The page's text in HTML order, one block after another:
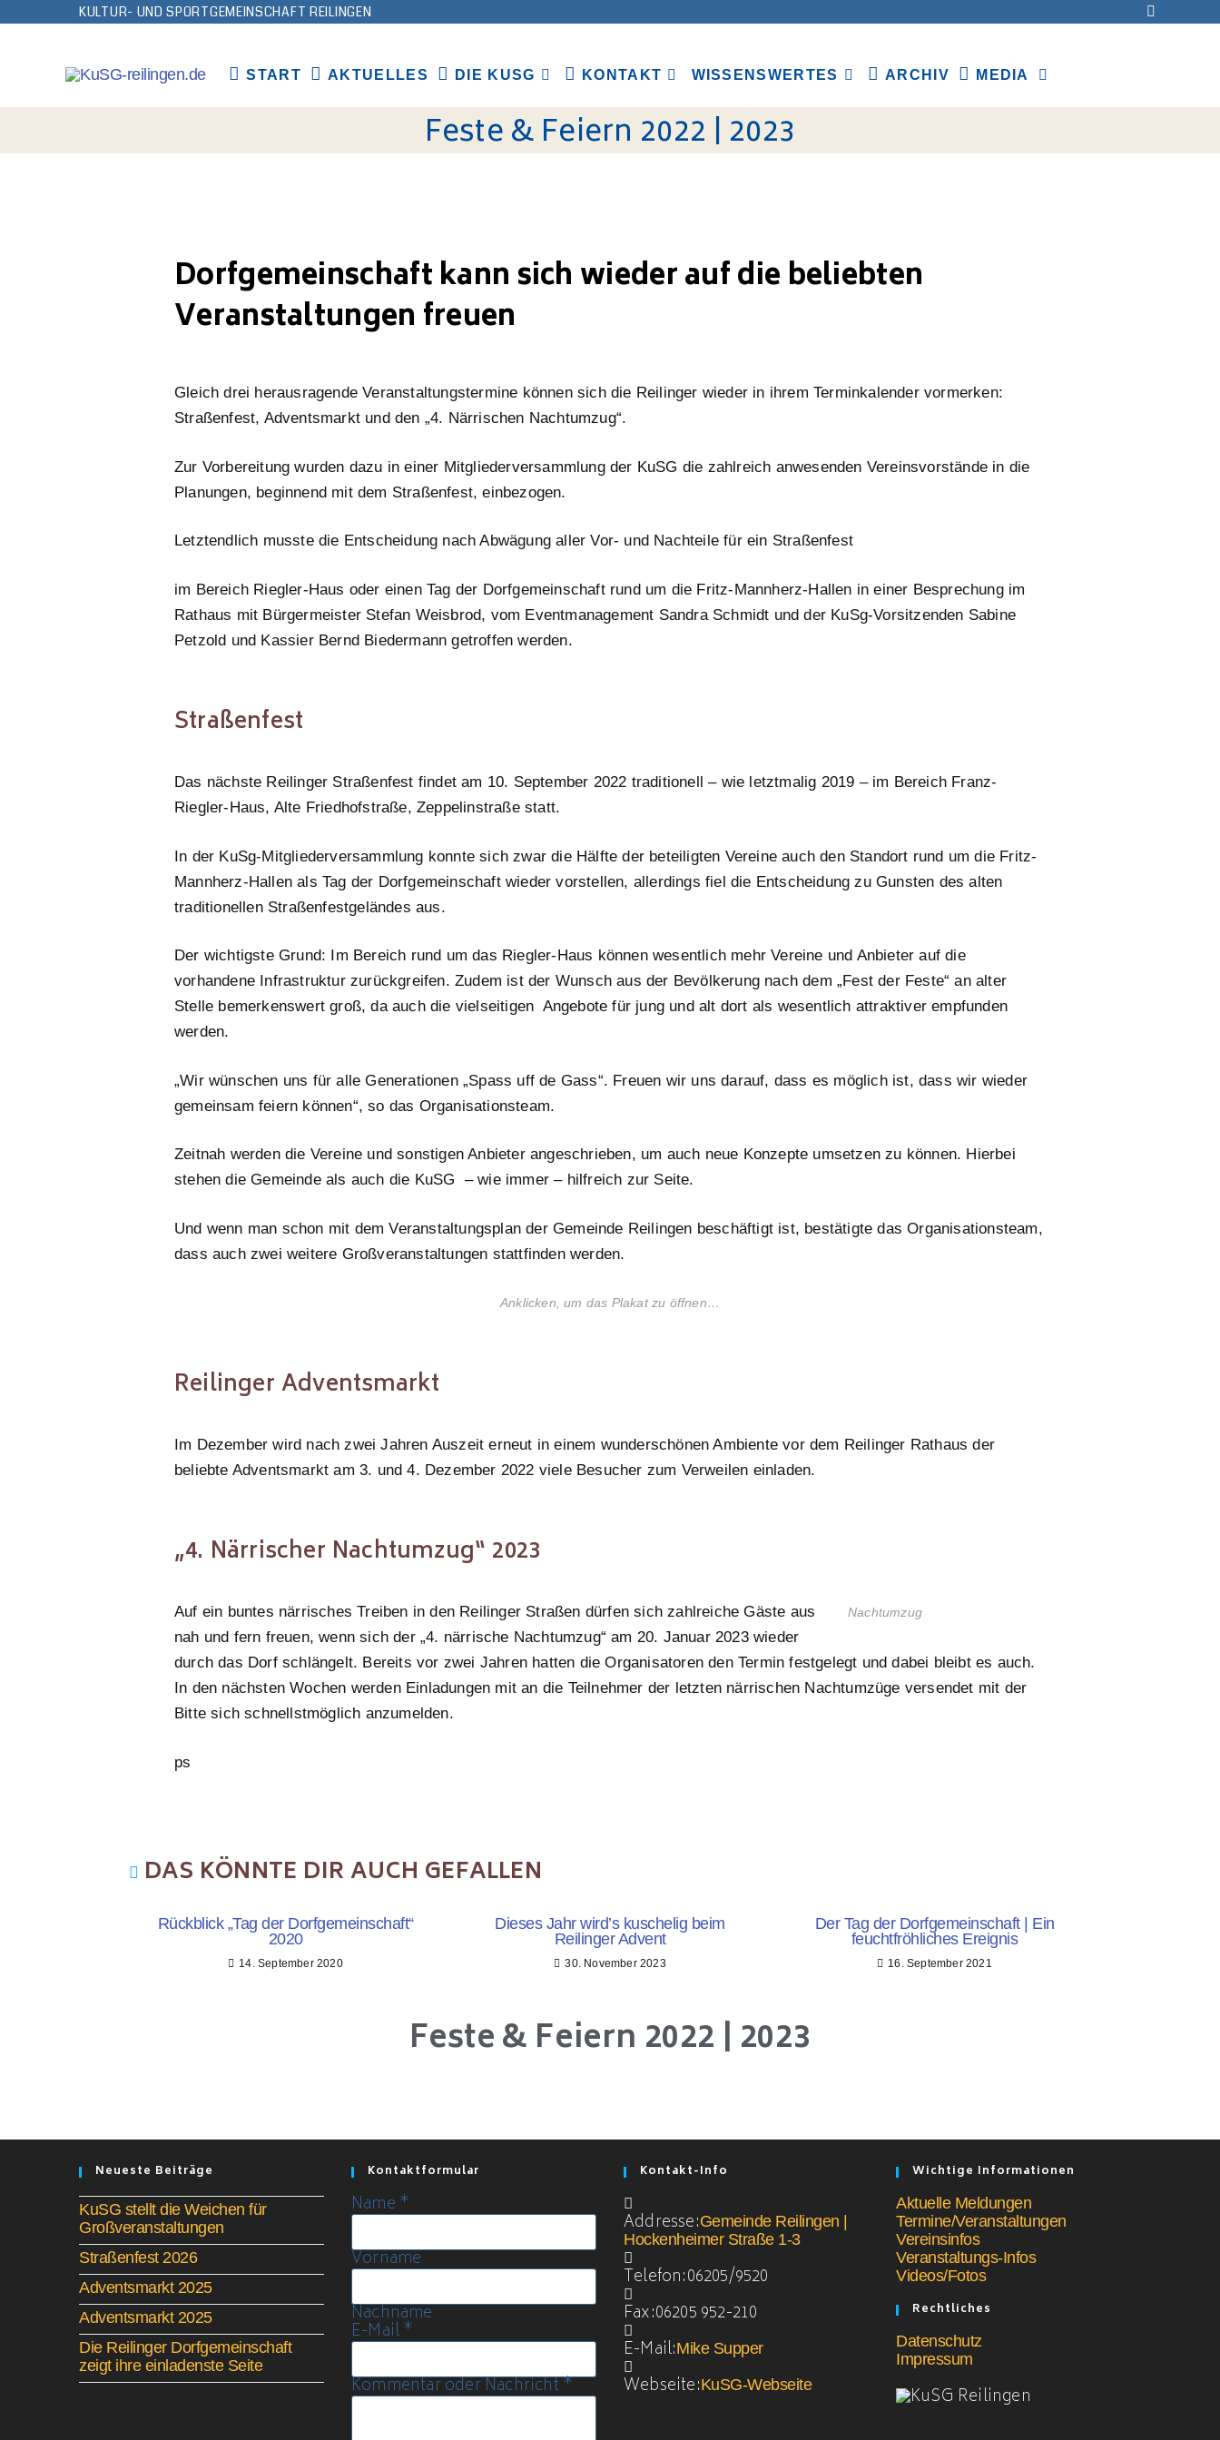
KULTUR- UND SPORTGEMEINSCHAFT REILINGEN
START AKTUELLES DIE KUSG KONTAKT WISSENSWERTES ARCHIV MEDIA
Feste & Feiern 2022 | 2023
Dorfgemeinschaft kann sich wieder auf die beliebten
Veranstaltungen freuen
Gleich drei herausragende Veranstaltungstermine können sich die Reilinger wieder in ihrem Terminkalender vormerken:
Straßenfest, Adventsmarkt und den „4. Närrischen Nachtumzug“.
Zur Vorbereitung wurden dazu in einer Mitgliederversammlung der KuSG die zahlreich anwesenden Vereinsvorstände in die
Planungen, beginnend mit dem Straßenfest, einbezogen.
Letztendlich musste die Entscheidung nach Abwägung aller Vor- und Nachteile für ein Straßenfest
im Bereich Riegler-Haus oder einen Tag der Dorfgemeinschaft rund um die Fritz-Mannherz-Hallen in einer Besprechung im
Rathaus mit Bürgermeister Stefan Weisbrod, vom Eventmanagement Sandra Schmidt und der KuSg-Vorsitzenden Sabine
Petzold und Kassier Bernd Biedermann getroffen werden.
Straßenfest
Das nächste Reilinger Straßenfest findet am 10. September 2022 traditionell – wie letztmalig 2019 – im Bereich Franz-
Riegler-Haus, Alte Friedhofstraße, Zeppelinstraße statt.
In der KuSg-Mitgliederversammlung konnte sich zwar die Hälfte der beteiligten Vereine auch den Standort rund um die Fritz-
Mannherz-Hallen als Tag der Dorfgemeinschaft wieder vorstellen, allerdings fiel die Entscheidung zu Gunsten des alten
traditionellen Straßenfestgeländes aus.
Der wichtigste Grund: Im Bereich rund um das Riegler-Haus können wesentlich mehr Vereine und Anbieter auf die
vorhandene Infrastruktur zurückgreifen. Zudem ist der Wunsch aus der Bevölkerung nach dem „Fest der Feste“ an alter
Stelle bemerkenswert groß, da auch die vielseitigen Angebote für jung und alt dort als wesentlich attraktiver empfunden
werden.
„Wir wünschen uns für alle Generationen „Spass uff de Gass“. Freuen wir uns darauf, dass es möglich ist, dass wir wieder
gemeinsam feiern können“, so das Organisationsteam.
Zeitnah werden die Vereine und sonstigen Anbieter angeschrieben, um auch neue Konzepte umsetzen zu können. Hierbei
stehen die Gemeinde als auch die KuSG – wie immer – hilfreich zur Seite.
Und wenn man schon mit dem Veranstaltungsplan der Gemeinde Reilingen beschäftigt ist, bestätigte das Organisationsteam,
dass auch zwei weitere Großveranstaltungen stattfinden werden.
Anklicken, um das Plakat zu öffnen…
Reilinger Adventsmarkt
Im Dezember wird nach zwei Jahren Auszeit erneut in einem wunderschönen Ambiente vor dem Reilinger Rathaus der
beliebte Adventsmarkt am 3. und 4. Dezember 2022 viele Besucher zum Verweilen einladen.
„4. Närrischer Nachtumzug“ 2023
Nachtumzug
Auf ein buntes närrisches Treiben in den Reilinger Straßen dürfen sich zahlreiche Gäste aus
nah und fern freuen, wenn sich der „4. närrische Nachtumzug“ am 20. Januar 2023 wieder
durch das Dorf schlängelt. Bereits vor zwei Jahren hatten die Organisatoren den Termin festgelegt und dabei bleibt es auch.
In den nächsten Wochen werden Einladungen mit an die Teilnehmer der letzten närrischen Nachtumzüge versendet mit der
Bitte sich schnellstmöglich anzumelden.
ps
DAS KÖNNTE DIR AUCH GEFALLEN
Rückblick „Tag der Dorfgemeinschaft“
2020
14. September 2020
Dieses Jahr wird’s kuschelig beim
Reilinger Advent
30. November 2023
Der Tag der Dorfgemeinschaft | Ein
feuchtfröhliches Ereignis
16. September 2021
Feste & Feiern 2022 | 2023
Neueste Beiträge
KuSG stellt die Weichen für
Großveranstaltungen
Straßenfest 2026
Adventsmarkt 2025
Adventsmarkt 2025
Die Reilinger Dorfgemeinschaft
zeigt ihre einladenste Seite
Kontaktformular
Name *
Vorname
Nachname
E-Mail*
Kommentar oder Nachricht*
Kontakt-Info
Addresse:Gemeinde Reilingen |
Hockenheimer Straße 1-3
Telefon:06205/9520
Fax:06205 952-210
E-Mail:Mike Supper
Webseite:KuSG-Webseite
Wichtige Informationen
Aktuelle Meldungen
Termine/Veranstaltungen
Vereinsinfos
Veranstaltungs-Infos
Videos/Fotos
Rechtliches
Datenschutz
Impressum